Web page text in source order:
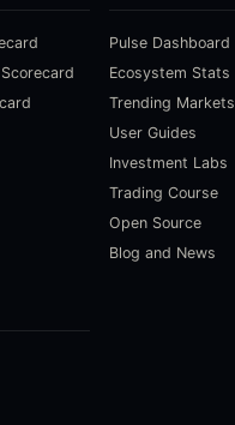
Pulse Dashboard
Ecosystem Stats
Trending Markets
User Guides
Investment Labs
Trading Course
Open Source
Blog and News